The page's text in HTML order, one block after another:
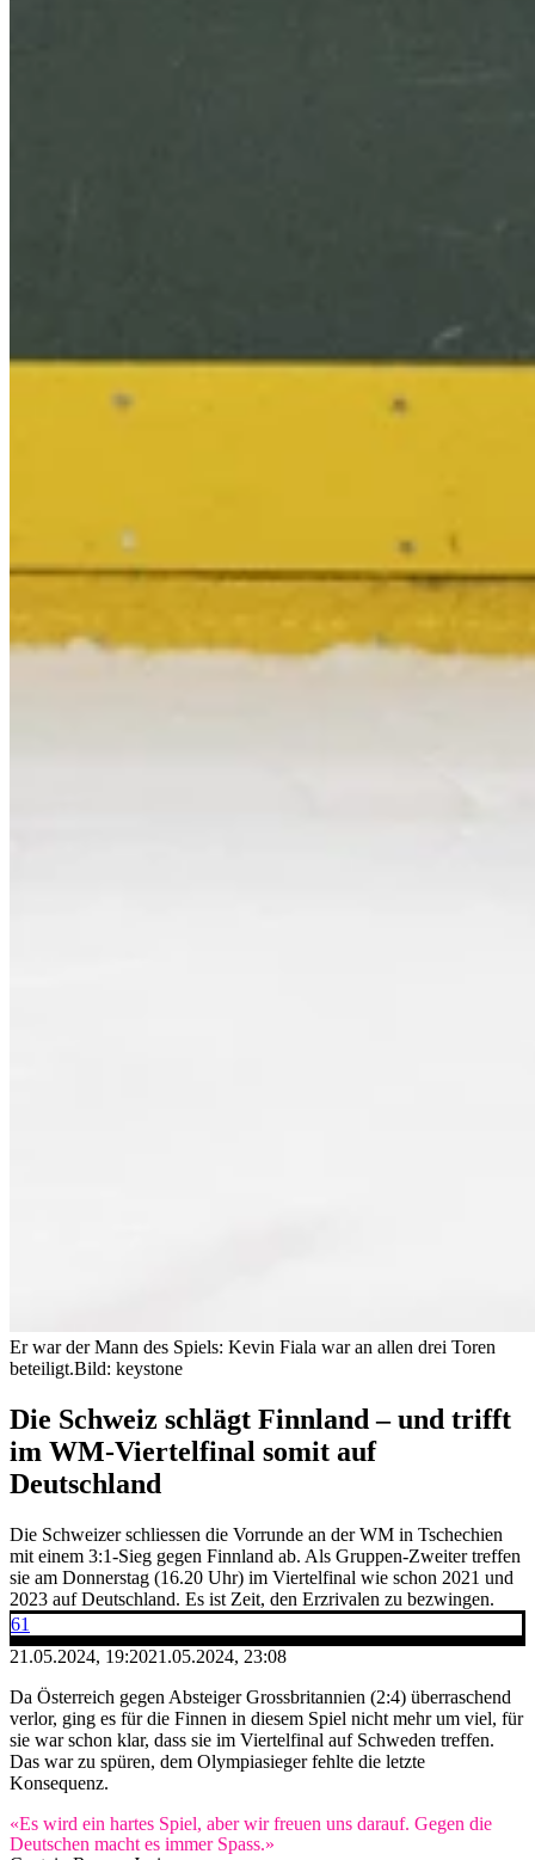
Er war der Mann des Spiels: Kevin Fiala war an allen drei Toren
beteiligt.Bild: keystone
Die Schweiz schlägt Finnland – und trifft
im WM-Viertelfinal somit auf
Deutschland
Die Schweizer schliessen die Vorrunde an der WM in Tschechien
mit einem 3:1-Sieg gegen Finnland ab. Als Gruppen-Zweiter treffen
sie am Donnerstag (16.20 Uhr) im Viertelfinal wie schon 2021 und
2023 auf Deutschland. Es ist Zeit, den Erzrivalen zu bezwingen.
61
21.05.2024, 19:2021.05.2024, 23:08
Da Österreich gegen Absteiger Grossbritannien (2:4) überraschend
verlor, ging es für die Finnen in diesem Spiel nicht mehr um viel, für
sie war schon klar, dass sie im Viertelfinal auf Schweden treffen.
Das war zu spüren, dem Olympiasieger fehlte die letzte
Konsequenz.
«Es wird ein hartes Spiel, aber wir freuen uns darauf. Gegen die
Deutschen macht es immer Spass.»